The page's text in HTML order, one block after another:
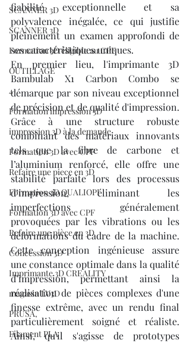
SCANNER 3D
SCANNER 3D
Formation 3D éligible au CPF
OUTILLAGE
4
Formation impression 3D
impression 3D à la demande
Formation 3D avec CPF
Refaire une piece en 3D
Formation 3D QUALIOPI
Formation 3D avec CPF
Refaire une pièce en 3D
Concession 3D
Imprimante 3D CREALITY
magasin LV3D
PRUSA,
Filament PLA
fiabilité exceptionnelle et sa
polyvalence inégalée, ce qui justifie
pleinement un examen approfondi de
ses caractéristiques uniques.
En premier lieu, l'imprimante 3D
Bambulab X1 Carbon Combo se
démarque par son niveau exceptionnel
de précision et de qualité d'impression.
Grâce à une structure robuste
combinant des matériaux innovants
tels que la fibre de carbone et
l’aluminium renforcé, elle offre une
stabilité parfaite lors des processus
d’impression, éliminant les
imperfections généralement
provoquées par les vibrations ou les
déformations du cadre de la machine.
Cette conception ingénieuse assure
une constance optimale dans la qualité
d’impression, permettant ainsi la
réalisation de pièces complexes d'une
finesse extrême, avec un rendu final
particulièrement soigné et réaliste.
Ainsi, qu'il s'agisse de prototypes